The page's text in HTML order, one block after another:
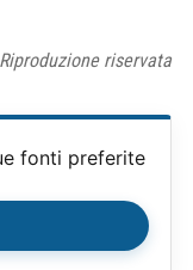
riservata
fonti preferite